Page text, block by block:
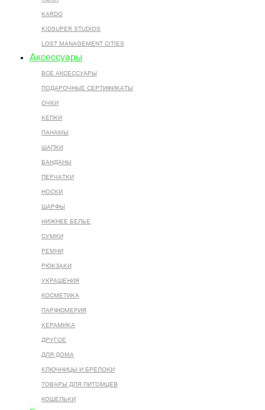
KARDO
KIDSUPER STUDIOS
LOST MANAGEMENT CITIES
Аксессуары
ВСЕ AКСЕССУАРЫ
ПОДАРОЧНЫЕ СЕРТИФИКАТЫ
ОЧКИ
КЕПКИ
ПАНАМЫ
ШАПКИ
БАНДАНЫ
ПЕРЧАТКИ
НОСКИ
ШАРФЫ
НИЖНЕЕ БЕЛЬЕ
СУМКИ
РЕМНИ
РЮКЗАКИ
УКРАШЕНИЯ
КОСМЕТИКА
ПАРФЮМЕРИЯ
КЕРАМИКА
ДРУГОЕ
ДЛЯ ДОМА
КЛЮЧНИЦЫ И БРЕЛОКИ
ТОВАРЫ ДЛЯ ПИТОМЦЕВ
КОШЕЛЬКИ